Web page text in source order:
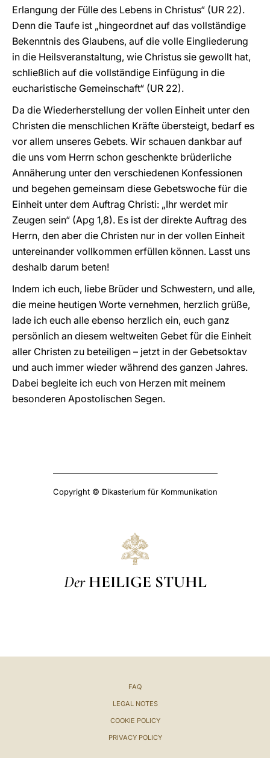
Erlangung der Fülle des Lebens in Christus“ (UR 22).
Denn die Taufe ist „hingeordnet auf das vollständige
Bekenntnis des Glaubens, auf die volle Eingliederung
in die Heilsveranstaltung, wie Christus sie gewollt hat,
schließlich auf die vollständige Einfügung in die
eucharistische Gemeinschaft“ (UR 22).
Da die Wiederherstellung der vollen Einheit unter den
Christen die menschlichen Kräfte übersteigt, bedarf es
vor allem unseres Gebets. Wir schauen dankbar auf
die uns vom Herrn schon geschenkte brüderliche
Annäherung unter den verschiedenen Konfessionen
und begehen gemeinsam diese Gebetswoche für die
Einheit unter dem Auftrag Christi: „Ihr werdet mir
Zeugen sein“ (Apg 1,8). Es ist der direkte Auftrag des
Herrn, den aber die Christen nur in der vollen Einheit
untereinander vollkommen erfüllen können. Lasst uns
deshalb darum beten!
Indem ich euch, liebe Brüder und Schwestern, und alle,
die meine heutigen Worte vernehmen, herzlich grüße,
lade ich euch alle ebenso herzlich ein, euch ganz
persönlich an diesem weltweiten Gebet für die Einheit
aller Christen zu beteiligen – jetzt in der Gebetsoktav
und auch immer wieder während des ganzen Jahres.
Dabei begleite ich euch von Herzen mit meinem
besonderen Apostolischen Segen.
Copyright © Dikasterium für Kommunikation
Der HEILIGE STUHL
FAQ
LEGAL NOTES
COOKIE POLICY
PRIVACY POLICY